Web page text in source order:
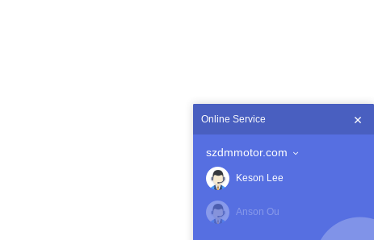
Online Service
szdmmotor.com
Keson Lee
Anson Ou